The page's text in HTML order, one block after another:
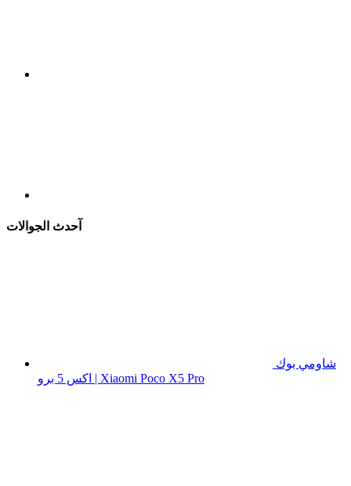
آحدث الجوالات
شاومي بوك
اكس 5 برو | Xiaomi Poco X5 Pro